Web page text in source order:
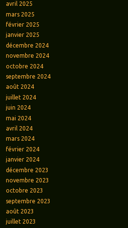
avril 2025
mars 2025
février 2025
janvier 2025
décembre 2024
novembre 2024
octobre 2024
septembre 2024
août 2024
juillet 2024
juin 2024
mai 2024
avril 2024
mars 2024
février 2024
janvier 2024
décembre 2023
novembre 2023
octobre 2023
septembre 2023
août 2023
juillet 2023